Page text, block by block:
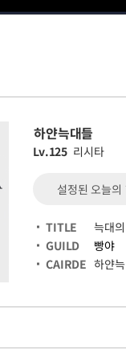
하얀늑대들
Lv.125 리시타
설정된 오늘
TITLE
늑대
GUILD
빵야
CAIRDE 하얀